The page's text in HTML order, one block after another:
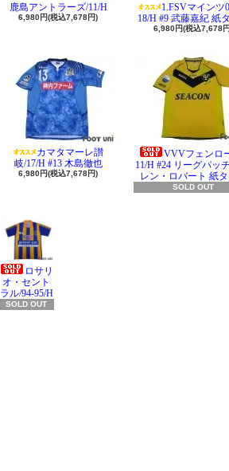
鹿島アントラーズ/11/H
6,980円(税込7,678円)
1.FSVマインツ
18/H #9 武藤嘉紀 紙
6,980円(税込7,678
カマタマーレ讃
岐/17/H #13 木島徹也
6,980円(税込7,678円)
VVVフェンロ
11/H #24 リーグパッ
レン・ロバート 紙
SOLD OUT
ロサリ
オ・セント
ラル/94-95/H
SOLD OUT